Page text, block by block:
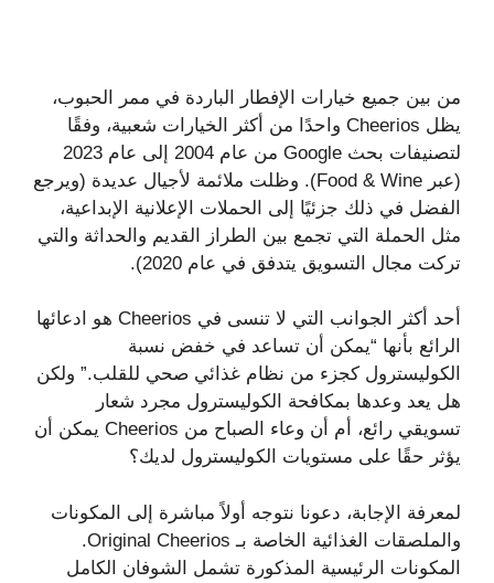
من بين جميع خيارات الإفطار الباردة في ممر الحبوب،
يظل Cheerios واحدًا من أكثر الخيارات شعبية، وفقًا
لتصنيفات بحث Google من عام 2004 إلى عام 2023
(عبر Food & Wine). وظلت ملائمة لأجيال عديدة (ويرجع
الفضل في ذلك جزئيًا إلى الحملات الإعلانية الإبداعية،
مثل الحملة التي تجمع بين الطراز القديم والحداثة والتي
تركت مجال التسويق يتدفق في عام 2020).
أحد أكثر الجوانب التي لا تنسى في Cheerios هو ادعائها
الرائع بأنها “يمكن أن تساعد في خفض نسبة
الكوليسترول كجزء من نظام غذائي صحي للقلب.” ولكن
هل يعد وعدها بمكافحة الكوليسترول مجرد شعار
تسويقي رائع، أم أن وعاء الصباح من Cheerios يمكن أن
يؤثر حقًا على مستويات الكوليسترول لديك؟
لمعرفة الإجابة، دعونا نتوجه أولاً مباشرة إلى المكونات
والملصقات الغذائية الخاصة بـ Original Cheerios.
المكونات الرئيسية المذكورة تشمل الشوفان الكامل